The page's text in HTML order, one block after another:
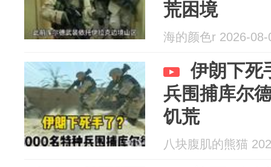
荒困境
海的颜色r 2026-08-
伊朗下死
兵围捕库尔
饥荒
八块腹肌的熊猫